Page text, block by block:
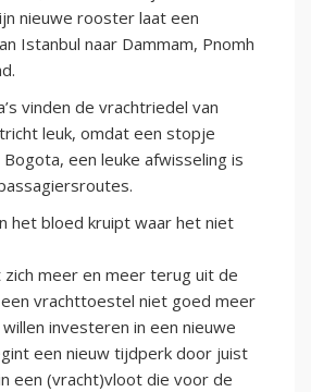
nieuwe rooster laat een
Istanbul naar Dammam, Pnomh
vinden de vrachtriedel van
leuk, omdat een stopje
een leuke afwisseling is
het bloed kruipt waar het niet
meer en meer terug uit de
vrachttoestel niet goed meer
investeren in een nieuwe
een nieuw tijdperk door juist
een (vracht)vloot die voor de